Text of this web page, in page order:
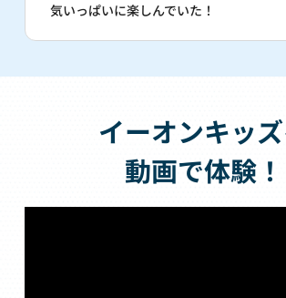
気いっぱいに楽しんでいた！
イーオンキッ
動画で体験！